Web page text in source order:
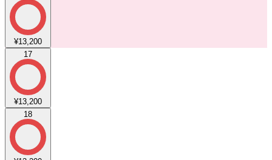
¥13,200
17
¥13,200
18